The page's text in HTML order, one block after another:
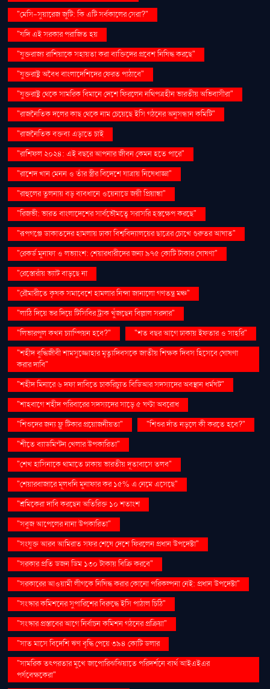
"মেসি-সুয়ারেজ জুটি: কি এটি সর্বকালের সেরা?"
"যদি এই সরকার পরাজিত হয়
"যুক্তরাজ্য রাশিয়াকে সহায়তা করা ব্যক্তিদের প্রবেশ নিষিদ্ধ করছে"
"যুক্তরাষ্ট্র অবৈধ বাংলাদেশিদের ফেরত পাঠাবে"
"যুক্তরাষ্ট্র থেকে সামরিক বিমানে দেশে ফিরলেন নথিপত্রহীন ভারতীয় অভিবাসীরা"
"রাজনৈতিক দলের কাছ থেকে নাম চেয়েছে ইসি গঠনের অনুসন্ধান কমিটি"
"রাজনৈতিক বক্তব্য এড়াতে চাই
"রাশিফল ২০২৪: এই বছরে আপনার জীবন কেমন হতে পারে"
"রাশেদ খান মেনন ও তাঁর স্ত্রীর বিদেশে যাত্রায় নিষেধাজ্ঞা"
"রাহুলের তুলনায় বড় ব্যবধানে ওয়েনাডে জয়ী প্রিয়াঙ্কা"
"রিজভী: ভারত বাংলাদেশের সার্বভৌমত্বে সরাসরি হস্তক্ষেপ করছে"
"রূপগঞ্জে ডাকাতদের হামলায় ঢাকা বিশ্ববিদ্যালয়ের ছাত্রের চোখে গুরুতর আঘাত"
"রেকর্ড মুনাফা ও লভ্যাংশ: শেয়ারধারীদের জন্য ৯৭৫ কোটি টাকার ঘোষণা"
"রেস্তোরাঁয় ভ্যাট বাড়ছে না
"রৌমারীতে কৃষক সমাবেশে হামলার নিন্দা জানালো গণতন্ত্র মঞ্চ"
"লাঠি দিয়ে ভর দিয়ে টিসিবির ট্রাক খুঁজছেন বিল্লাল সরদার"
"লিভারপুল কখন চ্যাম্পিয়ন হবে?"
"শত বছর আগে ঢাকায় ইফতার ও সাহ্‌রি"
"শহীদ বুদ্ধিজীবী শামসুজ্জোহার মৃত্যুদিবসকে জাতীয় শিক্ষক দিবস হিসেবে ঘোষণা
করার দাবি"
"শহীদ মিনারে ৬ দফা দাবিতে চাকরিচ্যুত বিডিআর সদস্যদের অবস্থান ধর্মঘট"
"শাহবাগে শহীদ পরিবারের সদস্যদের সাড়ে ৫ ঘণ্টা অবরোধ
"শিশুদের জন্য ফ্লু টিকার প্রয়োজনীয়তা"
"শিশুর দাঁত নড়লে কী করতে হবে?"
"শীতে ব্যাডমিন্টন খেলার উপকারিতা"
"শেখ হাসিনাকে থামাতে ঢাকায় ভারতীয় দূতাবাসে তলব"
"শেয়ারবাজারে মূলধনি মুনাফার কর ১৫% এ নেমে এসেছে"
"শ্রমিকেরা দাবি করছেন অতিরিক্ত ১০ শতাংশ
"সবুজ আপেলের নানা উপকারিতা"
"সংযুক্ত আরব আমিরাত সফর শেষে দেশে ফিরলেন প্রধান উপদেষ্টা"
"সরকার প্রতি ডজন ডিম ১৩০ টাকায় বিক্রি করবে"
"সরকারের আওয়ামী লীগকে নিষিদ্ধ করার কোনো পরিকল্পনা নেই: প্রধান উপদেষ্টা"
"সংস্কার কমিশনের সুপারিশের বিরুদ্ধে ইসি পাঠাল চিঠি"
"সংস্কার প্রস্তাবের আগে নির্বাচন কমিশন গঠনের প্রক্রিয়া"
"সাত মাসে বিদেশি ঋণ বৃদ্ধি পেয়ে ৩৯৪ কোটি ডলার
"সামরিক তৎপরতার মুখে জাপোরিঝঝিয়াতে পরিদর্শনে ব্যর্থ আইএইএর
পর্যবেক্ষকেরা"